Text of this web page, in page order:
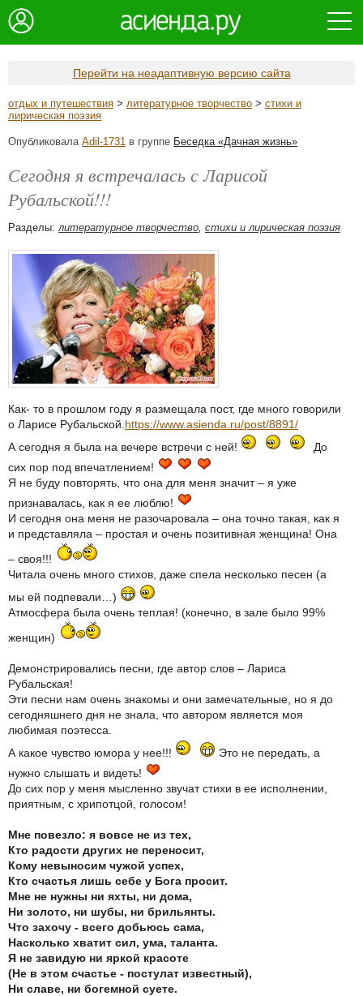
Перейти на неадаптивную версию сайта
отдых и путешествия > литературное творчество > стихи и
лирическая поэзия
Опубликовала Adil-1731 в группе Беседка «Дачная жизнь»
Сегодня я встречалась с Ларисой
Рубальской!!!
Разделы:литературное творчество, стихи и лирическая поэзия
Как- то в прошлом году я размещала пост, где много говорили
о Ларисе Рубальской. https://www.asienda.ru/post/8891/
А сегодня я была на вечере встречи с ней!
До
сих пор под впечатлением!
Я не буду повторять, что она для меня значит – я уже
признавалась, как я ее люблю!
И сегодня она меня не разочаровала – она точно такая, как я
и представляла – простая и очень позитивная женщина! Она
– своя!!!
Читала очень много стихов, даже спела несколько песен (а
мы ей подпевали…)
Атмосфера была очень теплая! (конечно, в зале было 99%
женщин)
Демонстрировались песни, где автор слов – Лариса
Рубальская!
Эти песни нам очень знакомы и они замечательные, но я до
сегодняшнего дня не знала, что автором является моя
любимая поэтесса.
А какое чувство юмора у нее!!!
Это не передать, а
нужно слышать и видеть!
До сих пор у меня мысленно звучат стихи в ее исполнении,
приятным, с хрипотцой, голосом!
Мне повезло: я вовсе не из тех,
Кто радости других не переносит,
Кому невыносим чужой успех,
Кто счастья лишь себе у Бога просит.
Мне не нужны ни яхты, ни дома,
Ни золото, ни шубы, ни брильянты.
Что захочу - всего добьюсь сама,
Насколько хватит сил, ума, таланта.
Я не завидую ни яркой красоте
(Не в этом счастье - постулат известный),
Ни славе, ни богемной суете.